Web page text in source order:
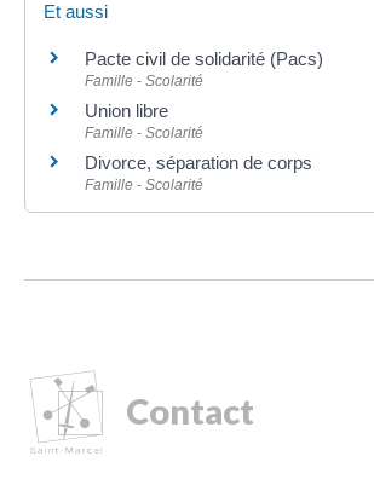
Et aussi
Pacte civil de solidarité (Pacs)
Famille - Scolarité
Union libre
Famille - Scolarité
Divorce, séparation de corps
Famille - Scolarité
Contact